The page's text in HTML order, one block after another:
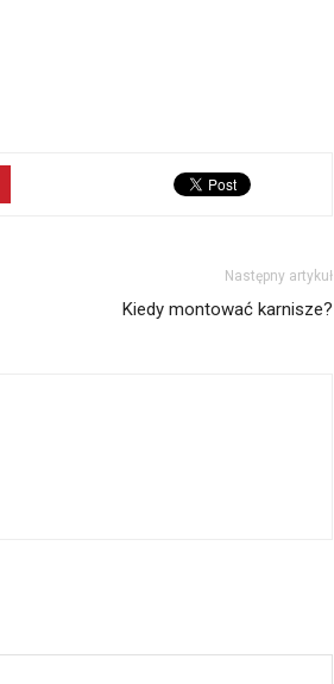
Następny artykuł
Kiedy montować karnisze?